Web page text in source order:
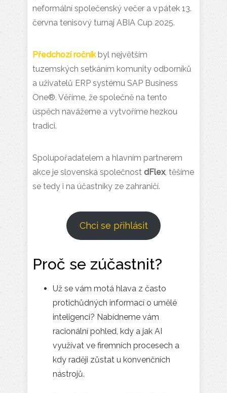
neformální společenský večer a v pátek 13.
června tenisový turnaj ABIA Cup 2025.
Předchozí ročníkbyl největším
tuzemských setkáním komunity odborníků
a uživatelů ERP systému SAP Business
One®. Věříme, že společně na tento
úspěch navážeme a vytvoříme hezkou
tradici.
Spolupořadatelem a hlavním partnerem
akce je slovenská společnost dFlex, těšíme
se tedy i na účastníky ze zahraničí.
Chci se přihlásit
Proč se zúčastnit?
Už se vám motá hlava z často
protichůdných informací o umělé
inteligenci? Nabídneme vám
racionální pohled, kdy a jak AI
využívat ve firemních procesech a
kdy raději zůstat u konvenčních
nástrojů.